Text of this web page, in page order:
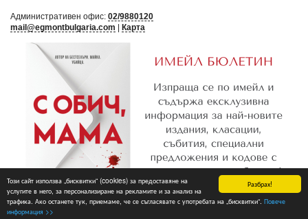
Разбрах!
Този сайт използва „бисквитки“ (cookies) за предоставяне на
услугите в него, за персонализиране на рекламите и за анализ на
трафика. Ако останете тук, приемаме, че се съгласявате с употребата на „бисквитки“. Повече
информация >>
Административен офис: 02/9880120
mail@egmontbulgaria.com | Карта